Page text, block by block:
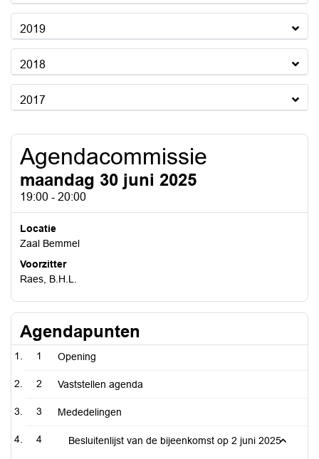
2019
2018
2017
Agendacommissie
maandag 30 juni 2025
19:00 - 20:00
Locatie
Zaal Bemmel
Voorzitter
Raes, B.H.L.
Agendapunten
1 Opening
2 Vaststellen agenda
3 Mededelingen
4 Besluitenlijst van de bijeenkomst op 2 juni 2025